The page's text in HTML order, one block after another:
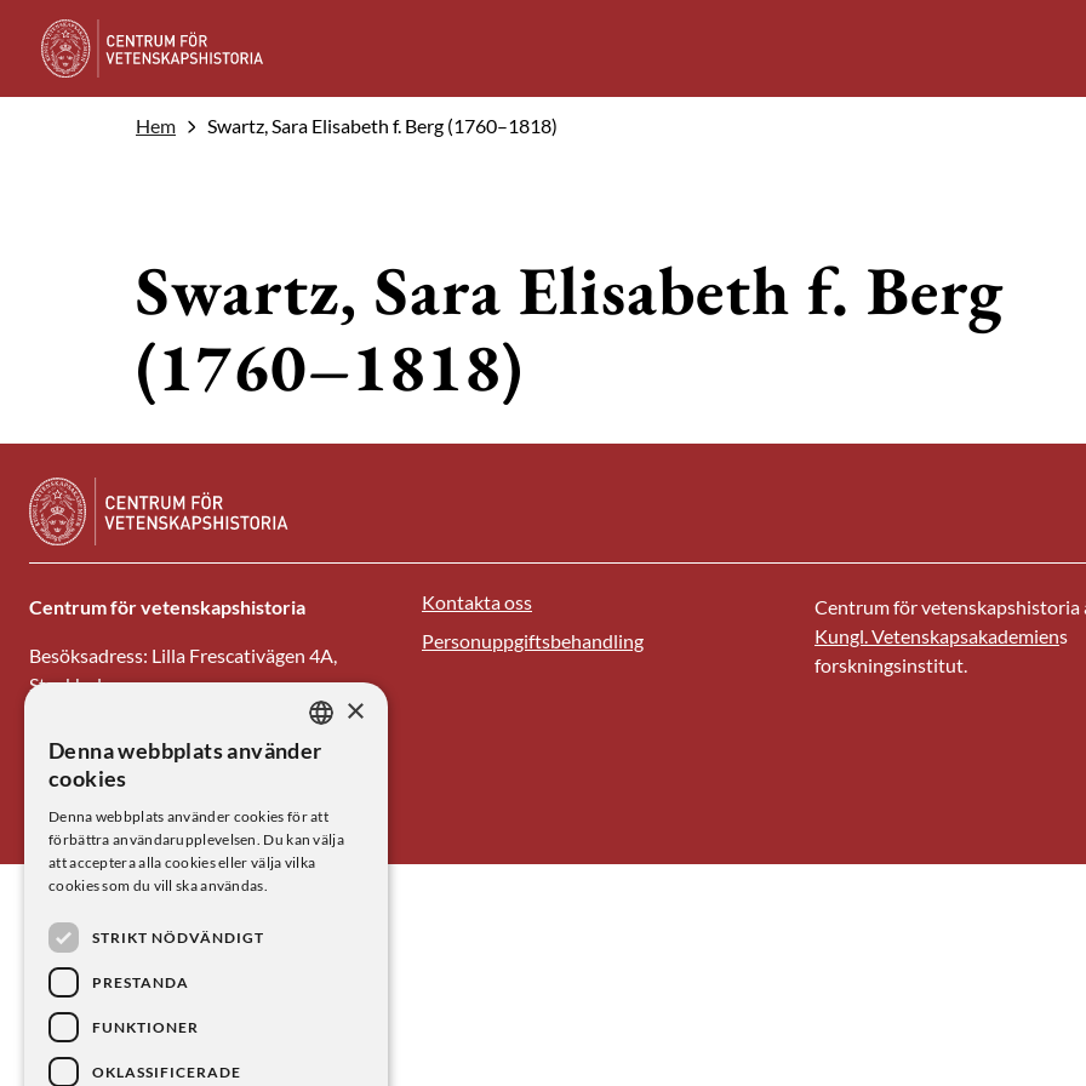
Hem Swartz, Sara Elisabeth f. Berg (1760–1818)
Swartz, Sara Elisabeth f. Berg
(1760–1818)
Centrum för vetenskapshistoria
Besöksadress: Lilla Frescativägen 4A,
Stockholm
E-post: centrum@kva.se
Kontakta oss
Personuppgiftsbehandling
Centrum för vetenskapshistoria
Kungl. Vetenskapsakademiens
forskningsinstitut.
SWEDISH
×
Denna webbplats använder
cookies
Denna webbplats använder cookies för att
förbättra användarupplevelsen. Du kan välja
att acceptera alla cookies eller välja vilka
cookies som du vill ska användas.
STRIKT NÖDVÄNDIGT
PRESTANDA
FUNKTIONER
OKLASSIFICERADE